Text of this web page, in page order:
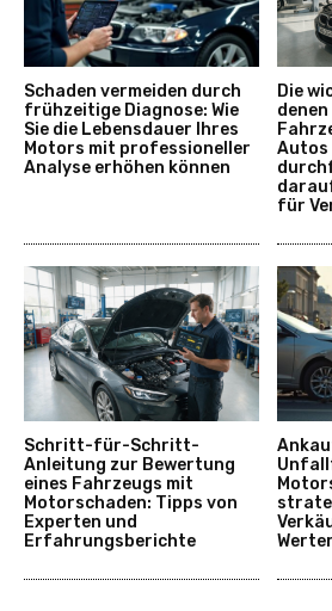
Schaden vermeiden durch
frühzeitige Diagnose: Wie
Sie die Lebensdauer Ihres
Motors mit professioneller
Analyse erhöhen können
Die
denen
Autos
für
Schritt-für-Schritt-
Anleitung zur Bewertung
eines Fahrzeugs mit
Motorschaden: Tipps von
Experten und
Erfahrungsberichte